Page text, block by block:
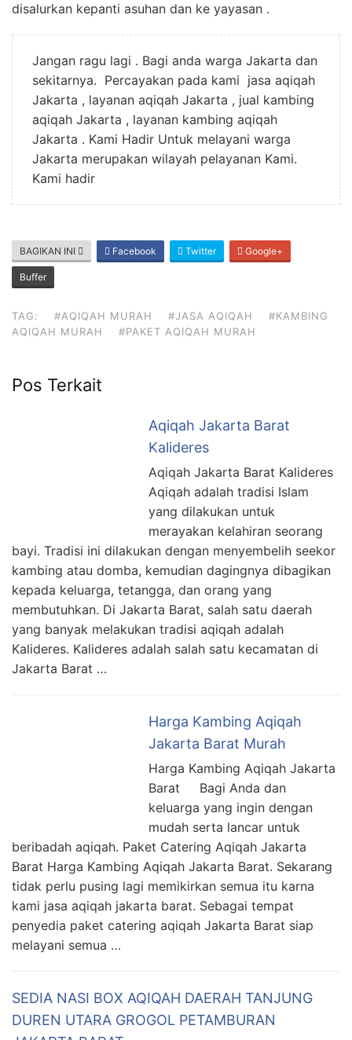
disalurkan kepanti asuhan dan ke yayasan .
Jangan ragu lagi . Bagi anda warga Jakarta dan
sekitarnya. Percayakan pada kami jasa aqiqah
Jakarta , layanan aqiqah Jakarta , jual kambing
aqiqah Jakarta , layanan kambing aqiqah
Jakarta . Kami Hadir Untuk melayani warga
Jakarta merupakan wilayah pelayanan Kami.
Kami hadir
BAGIKAN INI Facebook Twitter Google+
Buffer
TAG: #AQIQAH MURAH #JASA AQIQAH
#KAMBING
AQIQAH MURAH
#PAKET AQIQAH MURAH
Pos Terkait
Aqiqah Jakarta Barat
Kalideres
Aqiqah Jakarta Barat Kalideres
Aqiqah adalah tradisi Islam
yang dilakukan untuk
merayakan kelahiran seorang
bayi. Tradisi ini dilakukan dengan menyembelih seekor
kambing atau domba, kemudian dagingnya dibagikan
kepada keluarga, tetangga, dan orang yang
membutuhkan. Di Jakarta Barat, salah satu daerah
yang banyak melakukan tradisi aqiqah adalah
Kalideres. Kalideres adalah salah satu kecamatan di
Jakarta Barat …
Harga Kambing Aqiqah
Jakarta Barat Murah
Harga Kambing Aqiqah Jakarta
Barat Bagi Anda dan
keluarga yang ingin dengan
mudah serta lancar untuk
beribadah aqiqah. Paket Catering Aqiqah Jakarta
Barat Harga Kambing Aqiqah Jakarta Barat. Sekarang
tidak perlu pusing lagi memikirkan semua itu karna
kami jasa aqiqah jakarta barat. Sebagai tempat
penyedia paket catering aqiqah Jakarta Barat siap
melayani semua …
SEDIA NASI BOX AQIQAH DAERAH TANJUNG
DUREN UTARA GROGOL PETAMBURAN